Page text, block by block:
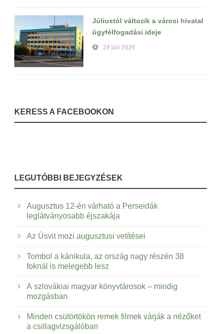
Júliustól változik a városi hivatal
ügyfélfogadási ideje
24 jún 2026
KERESS A FACEBOOKON
LEGUTÓBBI BEJEGYZÉSEK
Augusztus 12-én várható a Perseidák
leglátványosabb éjszakája
Az Úsvit mozi augusztusi vetítései
Tombol a kánikula, az ország nagy részén 38
foknál is melegebb lesz
A szlovákiai magyar könyvtárosok – mindig
mozgásban
Minden csütörtökön remek filmek várják a nézőket
a csillagvizsgálóban